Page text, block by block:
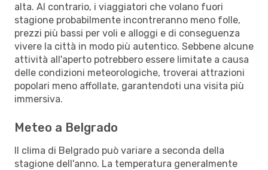
alta. Al contrario, i viaggiatori che volano fuori
stagione probabilmente incontreranno meno folle,
prezzi più bassi per voli e alloggi e di conseguenza
vivere la città in modo più autentico. Sebbene alcune
attività all'aperto potrebbero essere limitate a causa
delle condizioni meteorologiche, troverai attrazioni
popolari meno affollate, garantendoti una visita più
immersiva.
Meteo a Belgrado
Il clima di Belgrado può variare a seconda della
stagione dell'anno. La temperatura generalmente